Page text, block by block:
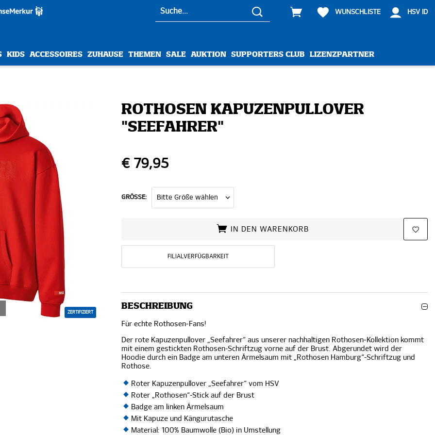
WUNSCHLISTE HSV ID
KIDS ACCESSOIRES ZUHAUSE THEMEN SALE AUKTION SUPPORTERS CLUB LIZENZPARTNER
ZERTIFIZIERT
ROTHOSEN KAPUZENPULLOVER
"SEEFAHRER"
€ 79,95
GRÖSSE:
IN DEN WARENKORB
FILIALVERFÜGBARKEIT
BESCHREIBUNG
Für echte Rothosen-Fans!
Der rote Kapuzenpullover „Seefahrer“ aus unserer nachhaltigen Rothosen-Kollektion kommt
mit einem gestickten Rothosen-Schriftzug vorne auf der Brust. Abgerundet wird der
Hoodie durch ein Badge am unteren Ärmelsaum mit „Rothosen Hamburg“-Schriftzug und
Rothose.
Roter Kapuzenpullover „Seefahrer“ vom HSV
Roter „Rothosen“-Stick auf der Brust
Badge am linken Ärmelsaum
Mit Kapuze und Kängurutasche
Material: 100% Baumwolle (Bio) in Umstellung